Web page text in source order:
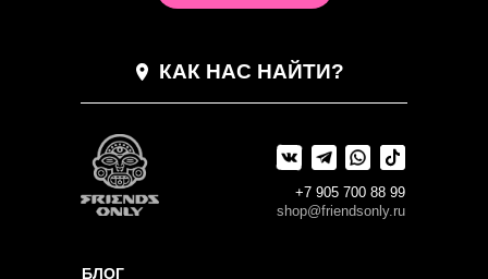
БЛОГ
КАК НАС НАЙТИ?
shop@friendsonly.ru
+7 905 700 88 99